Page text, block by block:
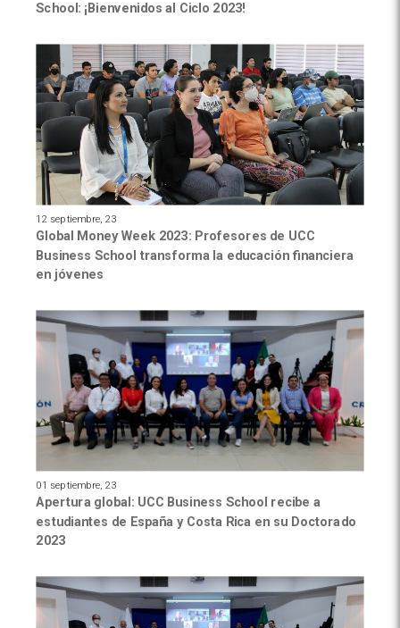
School: ¡Bienvenidos al Ciclo 2023!
12 septiembre, 23
Global Money Week 2023: Profesores de UCC
Business School transforma la educación financiera
en jóvenes
01 septiembre, 23
Apertura global: UCC Business School recibe a
estudiantes de España y Costa Rica en su Doctorado
2023